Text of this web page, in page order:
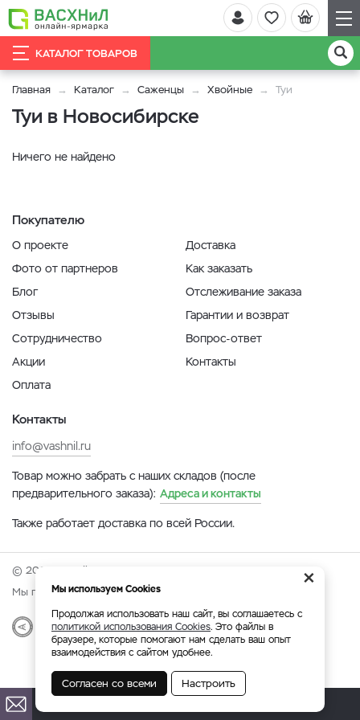
КАТАЛОГ ТОВАРОВ
Главная Каталог Саженцы Хвойные Туи
Туи в Новосибирске
Ничего не найдено
Покупателю
О проекте
Фото от партнеров
Блог
Отзывы
Сотрудничество
Акции
Оплата
Доставка
Как заказать
Отслеживание заказа
Гарантии и возврат
Вопрос-ответ
Контакты
Контакты
info@vashnil.ru
Товар можно забрать с наших складов (после
предварительного заказа): Адреса и контакты
Также работает доставка по всей России.
© 2026 Онлайн-ярмарка ВАСХНиЛ.
Мы принимаем:
Разработка|Веб-аналитика
×
Мы используем Cookies
Продолжая использовать наш сайт, вы соглашаетесь с
политикой использования Cookies. Это файлы в
браузере, которые помогают нам сделать ваш опыт
взаимодействия с сайтом удобнее.
Согласен со всеми Настроить